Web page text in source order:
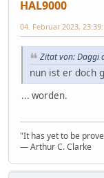
HAL9000
04. Februar 2023,
Zitat von: Daggi
nun ist er doch
... worden.
"It has yet to be
― Arthur C. Clarke